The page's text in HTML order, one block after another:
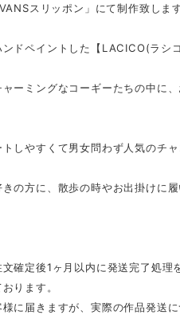
スリッポン」にて制作致します
ンドペイントした【LACICO(ラシ
ーミングなコーギーたちの中に
しやすくて男女問わず人気のチャ
の方に、散歩の時やお出掛けに
確定後1ヶ月以内に発送完了処
ります。
に届きますが、実際の作品発送